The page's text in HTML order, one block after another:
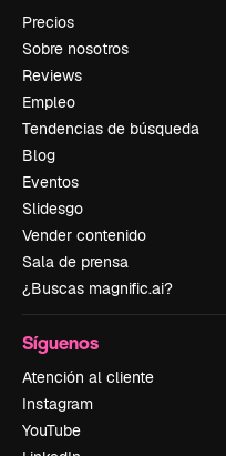
Precios
Sobre nosotros
Reviews
Empleo
Tendencias de búsqueda
Blog
Eventos
Slidesgo
Vender contenido
Sala de prensa
¿Buscas magnific.ai?
Síguenos
Atención al cliente
Instagram
YouTube